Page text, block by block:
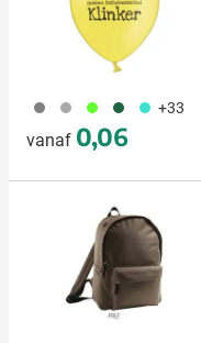
908 491 153 374 033 +33
vanaf 0,06